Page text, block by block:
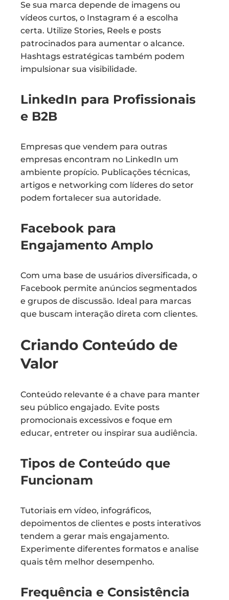
Se sua marca depende de imagens ou
vídeos curtos, o Instagram é a escolha
certa. Utilize Stories, Reels e posts
patrocinados para aumentar o alcance.
Hashtags estratégicas também podem
impulsionar sua visibilidade.
LinkedIn para Profissionais
e B2B
Empresas que vendem para outras
empresas encontram no LinkedIn um
ambiente propício. Publicações técnicas,
artigos e networking com líderes do setor
podem fortalecer sua autoridade.
Facebook para
Engajamento Amplo
Com uma base de usuários diversificada, o
Facebook permite anúncios segmentados
e grupos de discussão. Ideal para marcas
que buscam interação direta com clientes.
Criando Conteúdo de
Valor
Conteúdo relevante é a chave para manter
seu público engajado. Evite posts
promocionais excessivos e foque em
educar, entreter ou inspirar sua audiência.
Tipos de Conteúdo que
Funcionam
Tutoriais em vídeo, infográficos,
depoimentos de clientes e posts interativos
tendem a gerar mais engajamento.
Experimente diferentes formatos e analise
quais têm melhor desempenho.
Frequência e Consistência